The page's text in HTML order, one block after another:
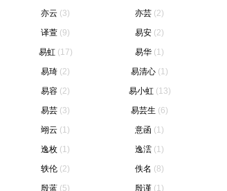
亦云 (3) 亦芸 (2)
译萱 (9) 易安 (2)
易虹 (17) 易华 (1)
易琦 (2) 易清心 (1)
易容 (2) 易小虹 (13)
易芸 (3) 易芸生 (6)
翊云 (1) 意函 (1)
逸枚 (1) 逸澐 (1)
轶伦 (2) 佚名 (8)
殷蓝 (5) 殷谨 (1)